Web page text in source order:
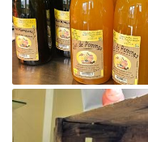
Agrandir la photo